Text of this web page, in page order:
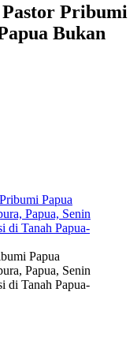
Pastor Pribumi
Bukan
Papua
Papua, Senin
di Tanah Papua-